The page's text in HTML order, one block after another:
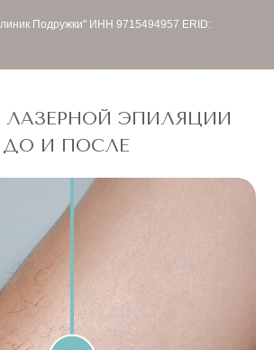
Подружки" ИНН 9715494957 ERID:
ЛАЗЕРНОЙ ЭПИЛЯЦИИ
И ПОСЛЕ